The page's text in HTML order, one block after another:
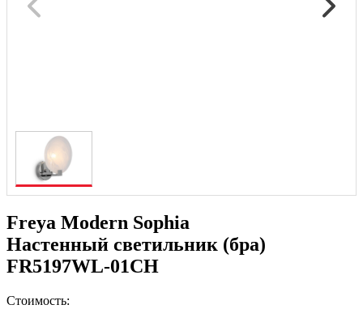
Freya Modern Sophia
Настенный светильник (бра)
FR5197WL-01CH
Стоимость: